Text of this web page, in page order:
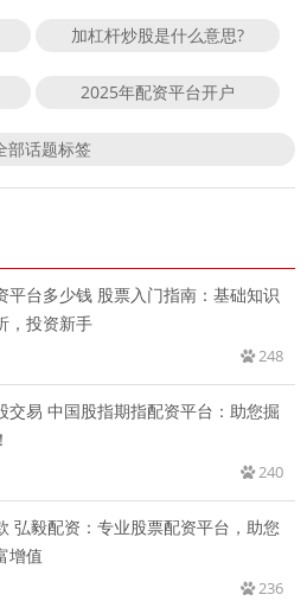
加杠杆炒股是什么意思?
2025年配资平台开户
部话题标签
平台多少钱 股票入门指南：基础知识
，投资新手
248
交易 中国股指期指配资平台：助您掘
240
弘毅配资：专业股票配资平台，助您
增值
236